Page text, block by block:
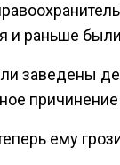
и раньше
заведены
причинение
ему